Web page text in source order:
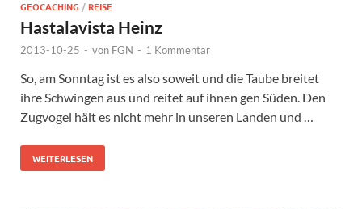
GEOCACHING /REISE
Hastalavista Heinz
2013-10-25 - von FGN - 1 Kommentar
So, am Sonntag ist es also soweit und die Taube breitet
ihre Schwingen aus und reitet auf ihnen gen Süden. Den
Zugvogel hält es nicht mehr in unseren Landen und …
WEITERLESEN